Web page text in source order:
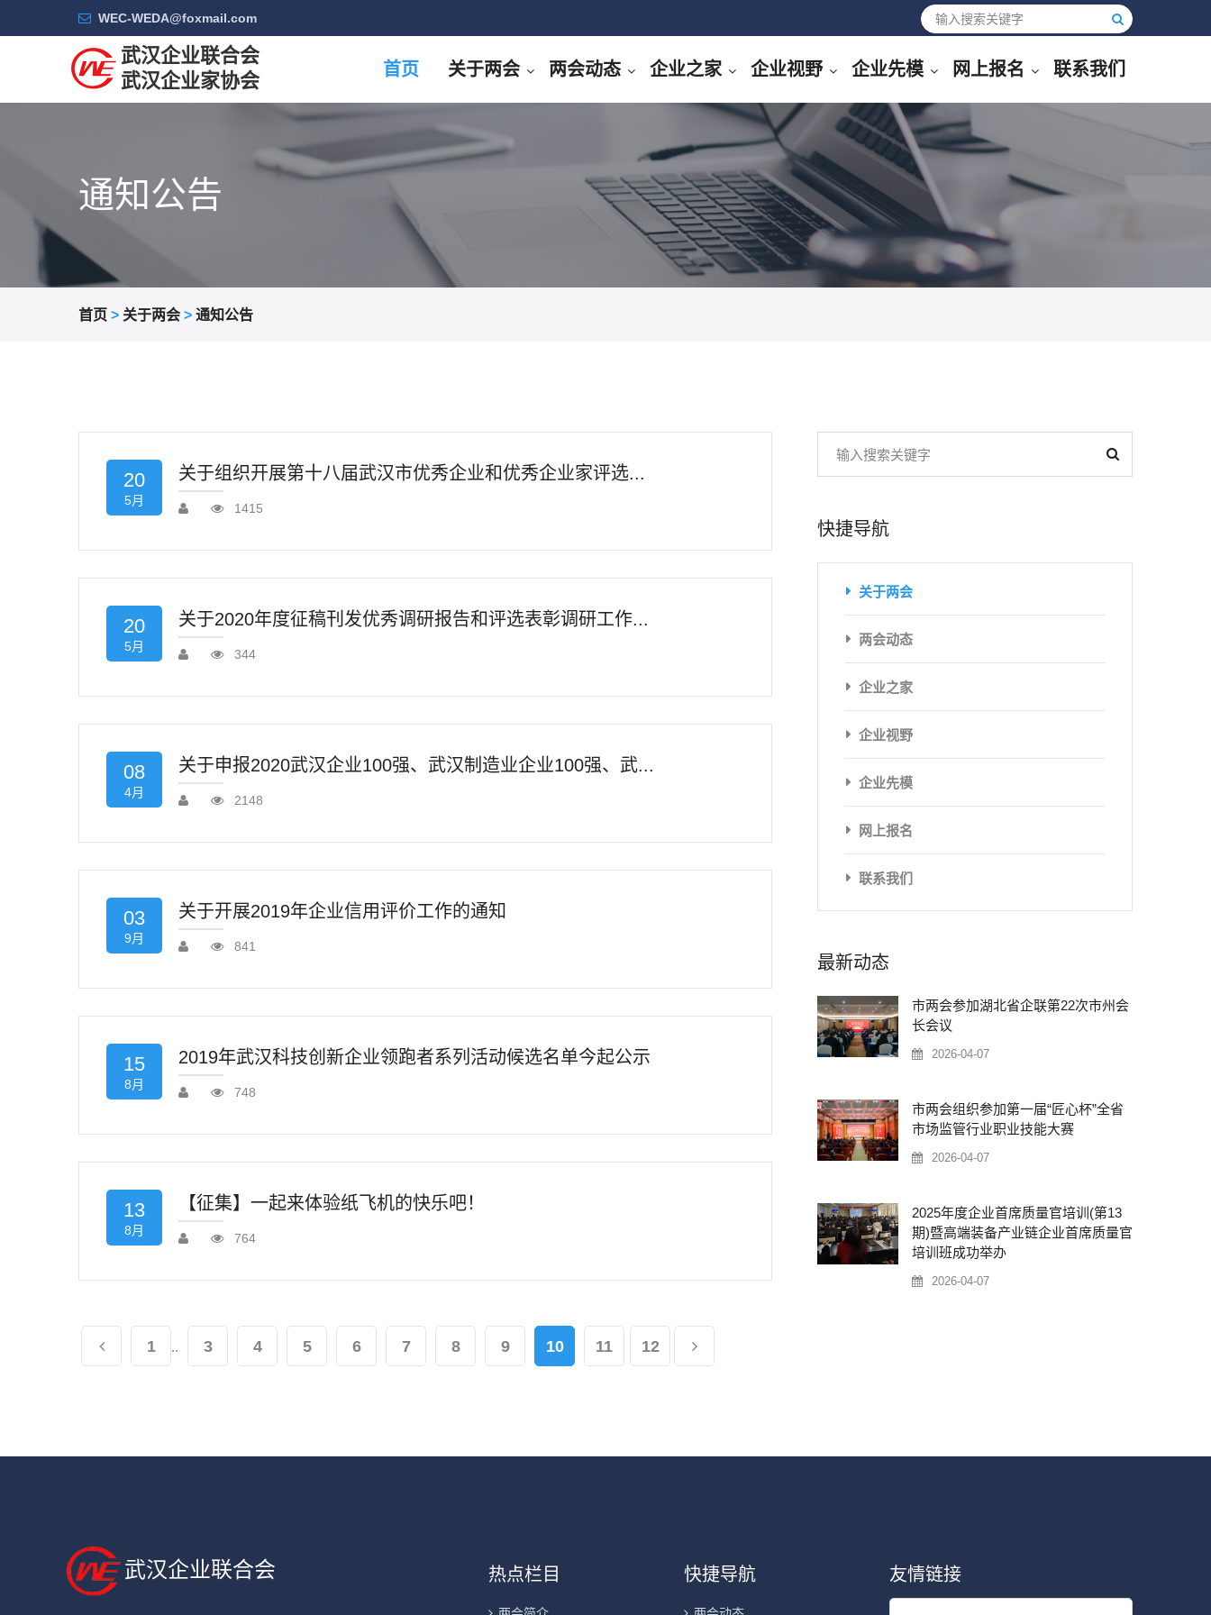
WEC-WEDA@foxmail.com
武汉企业联合会
武汉企业家协会
首页 关于两会 两会动态 企业之家 企业视野 企业先模 网上报名 联系我们
通知公告
首页 > 关于两会 > 通知公告
20
5月
关于组织开展第十八届武汉市优秀企业和优秀企业家评选...
1415
20
5月
关于2020年度征稿刊发优秀调研报告和评选表彰调研工作...
344
08
4月
关于申报2020武汉企业100强、武汉制造业企业100强、武...
2148
03
9月
关于开展2019年企业信用评价工作的通知
841
15
8月
2019年武汉科技创新企业领跑者系列活动候选名单今起公示
748
13
8月
【征集】一起来体验纸飞机的快乐吧！
764
1 .. 3 4 5 6 7 8 9 10 11 12
快捷导航
关于两会
两会动态
企业之家
企业视野
企业先模
网上报名
联系我们
最新动态
市两会参加湖北省企联第22次市州会
长会议
2026-04-07
市两会组织参加第一届“匠心杯”全省
市场监管行业职业技能大赛
2026-04-07
2025年度企业首席质量官培训(第13
期)暨高端装备产业链企业首席质量官
培训班成功举办
2026-04-07
武汉企业联合会 热点栏目 快捷导航 友情链接